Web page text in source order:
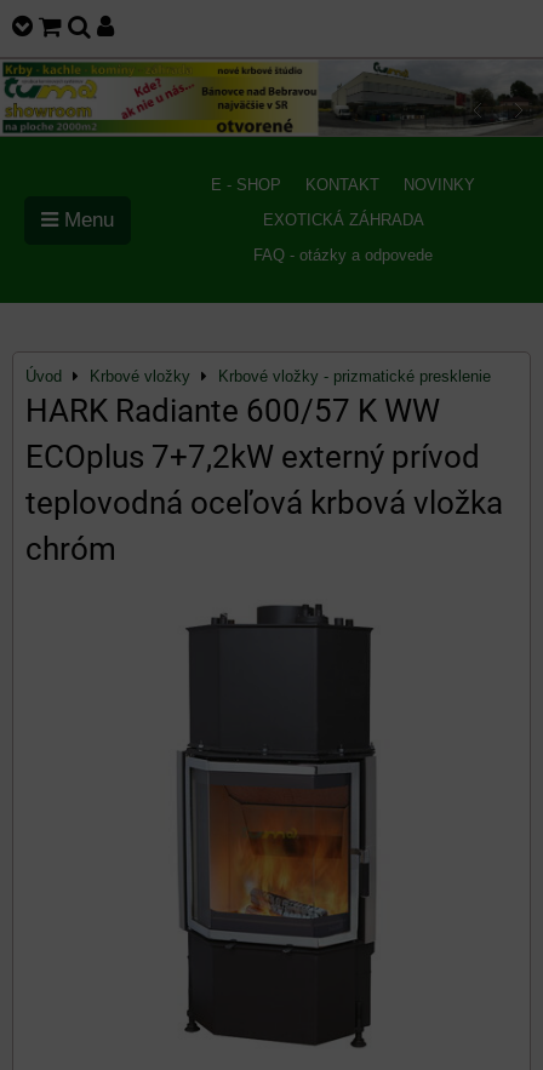
E - SHOP KONTAKT
NOVINKY
EXOTICKÁ ZÁHRADA
FAQ - otázky a odpovede
Menu
Úvod Krbové vložky Krbové vložky - prizmatické presklenie
HARK Radiante 600/57 K WW
ECOplus 7+7,2kW externý prívod
teplovodná oceľová krbová vložka
chróm